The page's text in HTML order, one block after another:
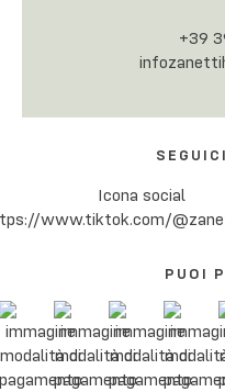
+39
PUOI